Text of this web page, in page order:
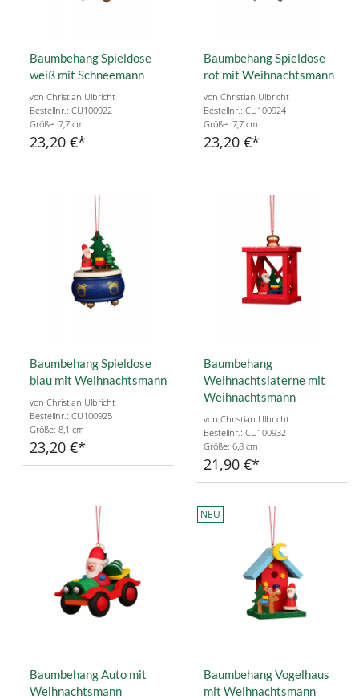
Baumbehang Spieldose
weiß mit Schneemann
von Christian Ulbricht
Bestellnr.: CU100922
Größe: 7,7 cm
23,20 €
Baumbehang Spieldose
rot mit Weihnachtsmann
von Christian Ulbricht
Bestellnr.: CU100924
Größe: 7,7 cm
23,20 €
Baumbehang Spieldose
blau mit Weihnachtsmann
von Christian Ulbricht
Bestellnr.: CU100925
Größe: 8,1 cm
23,20 €
Baumbehang
Weihnachtslaterne mit
Weihnachtsmann
von Christian Ulbricht
Bestellnr.: CU100932
Größe: 6,8 cm
21,90 €
Baumbehang Auto mit
Weihnachtsmann
NEU
Baumbehang Vogelhaus
mit Weihnachtsmann